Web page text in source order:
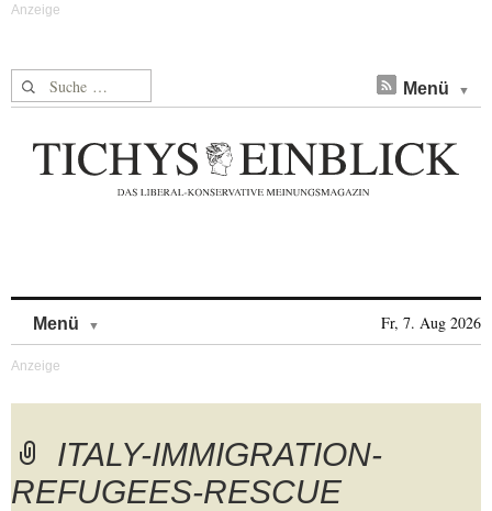
Suche nach: Menü
Menü Fr, 7. Aug 2026
ITALY-IMMIGRATION-
REFUGEES-RESCUE